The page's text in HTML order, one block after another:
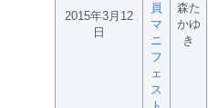
2015年3月12
日
員
マ
ニ
フ
ェ
ス
森た
かゆ
き